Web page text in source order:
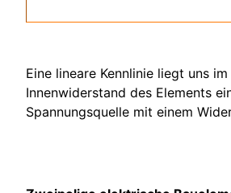
Eine lineare Kennlinie liegt uns
Innenwiderstand des Elements
Spannungsquelle mit einem